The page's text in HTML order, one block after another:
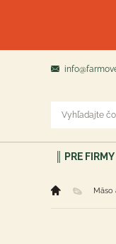
║ PRE FIRMY
Mäso